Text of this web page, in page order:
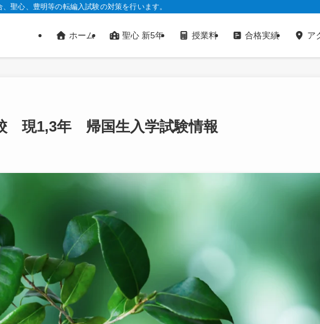
聖心、豊明等の転編入試験の対策を行います。
ホーム 聖心 新5年 授業料 合格実績 ア
現1,3年 帰国生入学試験情報